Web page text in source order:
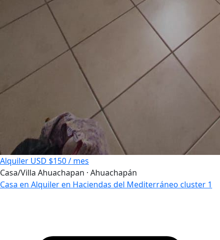
Alquiler USD $150 / mes
Casa/Villa Ahuachapan · Ahuachapán
Casa en Alquiler en Haciendas del Mediterráneo cluster 1